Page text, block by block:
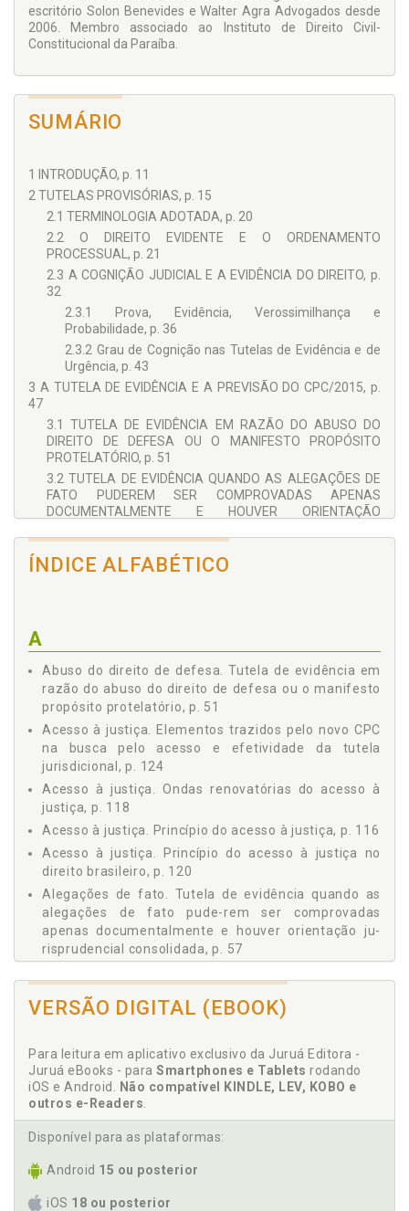
abordagem sobre a sumarização da cognição processual a
partir dos princípios constitucionais do devido processo legal,
razoável duração do processo e do efetivo acesso à justiça,
processo, mostrando-se a dificuldade de se conciliar o desejo
valores constitucionais irão colidir, sendo inevitável um
Por fim, é analisada de forma mais específica a
constitucionalidade da tutela de evidência conforme posta
nos incisos e parágrafo único do art. 311 da Lei 13.105/2015,
destacando a grande discussão doutrinária a respeito da
concessão da tutela de evidência sem a oitiva da parte
contrária, em que se questiona a possibilidade de se
postergar o direito ao contraditório mesmo nos casos em
que não há urgência.
escritório Solon Benevides e Walter Agra Advogados desde
2006. Membro associado ao Instituto de Direito Civil-
Constitucional da Paraíba.
SUMÁRIO
1 INTRODUÇÃO, p. 11
2 TUTELAS PROVISÓRIAS, p. 15
2.1 TERMINOLOGIA ADOTADA, p. 20
2.2 O DIREITO EVIDENTE E O ORDENAMENTO
PROCESSUAL, p. 21
2.3 A COGNIÇÃO JUDICIAL E A EVIDÊNCIA DO DIREITO, p.
32
2.3.1 Prova, Evidência, Verossimilhança e
Probabilidade, p. 36
2.3.2 Grau de Cognição nas Tutelas de Evidência e de
Urgência, p. 43
3 A TUTELA DE EVIDÊNCIA E A PREVISÃO DO CPC/2015, p.
47
3.1 TUTELA DE EVIDÊNCIA EM RAZÃO DO ABUSO DO
DIREITO DE DEFESA OU O MANIFESTO PROPÓSITO
PROTELATÓRIO, p. 51
3.2 TUTELA DE EVIDÊNCIA QUANDO AS ALEGAÇÕES DE
FATO PUDEREM SER COMPROVADAS APENAS
DOCUMENTALMENTE E HOUVER ORIENTAÇÃO
DEPÓSITO, p. 66
CONTRÁRIA, p. 74
3.6 TUTELA DE EVIDÊNCIA E A FASE RECURSAL, p. 76
3.7 TUTELA DE EVIDÊNCIA E NEGÓCIO JURÍDICO
PROCESSUAL, p. 81
3.8 TUTELA DE EVIDÊNCIA E A FAZENDA PÚBLICA, p. 82
4 EVOLUÇÃO DO DIREITO CONSTITUCIONAL E SUA
PREPONDERÂNCIA SOBRE O PROCESSO CIVIL, p. 87
4.1 PARADIGMAS DO DIREITO CONSTITUCIONAL, p. 87
4.2 A TEORIA SISTÊMICA NO CONSTITUCIONALISMO
CONTEMPORÂNEO, p. 92
5 CONSTITUCIONALIZAÇÃO DO PROCESSO, A TUTELA
SUMÁRIA DOS DIREITOS EVIDENTES E O ACESSO À
JUSTIÇA, p. 97
5.1 A SUMARIZAÇÃO DA COGNIÇÃO PROCESSUAL SOB A
ÓTICA CONSTITUCIONAL, p. 101
5.2 DEVIDO PROCESSO LEGAL E SEUS CONSECTÁRIOS, p.
103
5.3 PRINCÍPIO DA RAZOÁVEL DURAÇÃO DO PROCESSO:
RELAÇÃO ENTRE TEMPO E PROCESSO, p. 108
5.3.1 Dano Marginal, p. 113
5.4.1 Ondas Renovatórias do Acesso à Justiça, p. 118
5.4.2 Princípio do Acesso à Justiça no Direito Brasileiro,
p. 120
5.4.3 Elementos Trazidos Pelo Novo CPC na Busca pelo
Acesso e Efetividade da Tutela Jurisdicional, p. 124
EVIDÊNCIA, p. 126
6 CONCLUSÃO, p. 139
ÍNDICE ALFABÉTICO
A
Abuso do direito de defesa. Tutela de evidência em
razão do abuso do direito de defesa ou o manifesto
propósito protelatório, p. 51
Acesso à justiça. Elementos trazidos pelo novo CPC
na busca pelo acesso e efetividade da tutela
jurisdicional, p. 124
Acesso à justiça. Ondas renovatórias do acesso à
justiça, p. 118
Acesso à justiça. Princípio do acesso à justiça, p. 116
Acesso à justiça. Princípio do acesso à justiça no
direito brasileiro, p. 120
Alegações de fato. Tutela de evidência quando as
alegações de fato pude-rem ser comprovadas
apenas documentalmente e houver orientação ju-
risprudencial consolidada, p. 57
Ausência de contestação. Tutela de evidência com
contestação séria, p. 69
C
Cognição judicial e a evidência do direito, p. 32
Cognição processual. Sumarização da cognição
processual sob a ótica constitucional, p. 101
e de urgência, p. 43
VERSÃO DIGITAL (EBOOK)
Para leitura em aplicativo exclusivo da Juruá Editora -
Juruá eBooks - para Smartphones e Tablets rodando
iOS e Android. Não compatível KINDLE, LEV, KOBO e
outros e-Readers.
Disponível para as plataformas:
Android 15 ou posterior
iOS 18 ou posterior